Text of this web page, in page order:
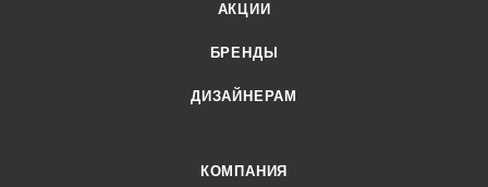
АКЦИИ
БРЕНДЫ
ДИЗАЙНЕРАМ
КОМПАНИЯ